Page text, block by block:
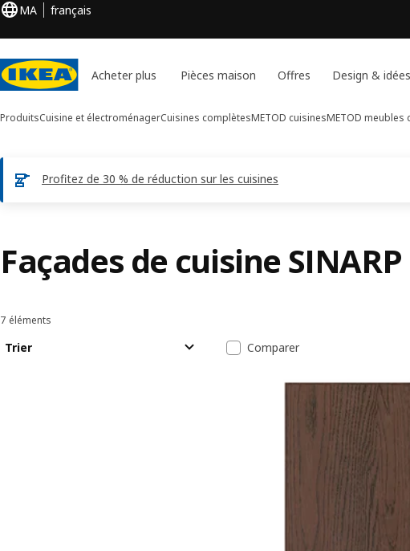
MA français
Acheter plus Pièces maison Offres Design & idées
ProduitsCuisine et électroménagerCuisines complètesMETOD cuisinesMETOD meubles
Profitez de 30 % de réduction sur les cuisines
Façades de cuisine SINARP
Trier et filtrer
7 éléments
Trier Liste de résultats
Comparer